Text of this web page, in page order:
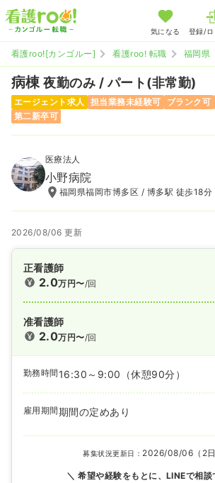
気になる 登録/ロ
看護roo![カンゴルー] 看護roo! 転職 福岡県
病棟夜勤のみ / パート(非常勤)
エージェント求人 担当業務未経験可 ブランク可
第二新卒可
医療法人
小野病院
福岡県福岡市博多区 / 博多駅 徒歩18分
2026/08/06 更新
正看護師
2.0万円〜/回
准看護師
2.0万円〜/回
勤務時間 16:30～9:00 （休憩90分）
雇用期間期間の定めあり
募集状況更新日： 2026/08/06（2日
希望や経験をもとに、LINEで相談